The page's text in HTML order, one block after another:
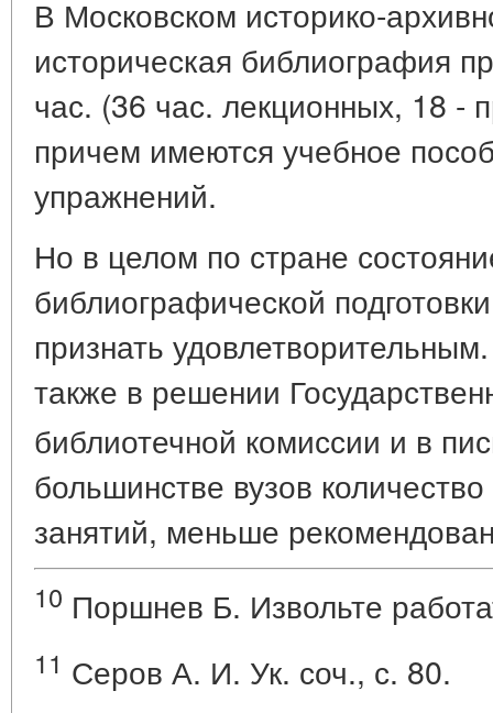
В Московском историко-
историческая библиография
час. (36 час. лекционных, 18 -
причем имеются учебное
упражнений.
Но в целом по стране
библиографической
признать
также в решении
библиотечной комиссии и в
большинстве вузов
занятий, меньше
10 Поршнев Б. Извольте
11 Серов А. И. Ук. соч., с. 80.